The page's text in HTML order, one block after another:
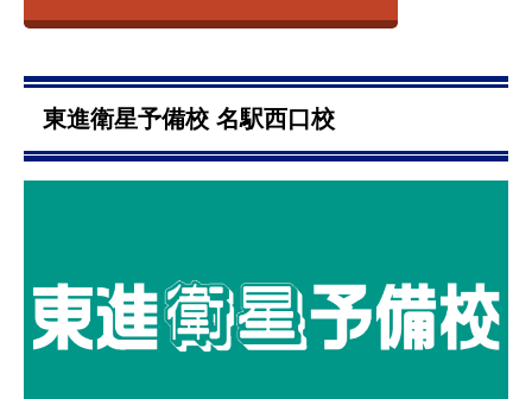
東進衛星予備校 名駅西口校